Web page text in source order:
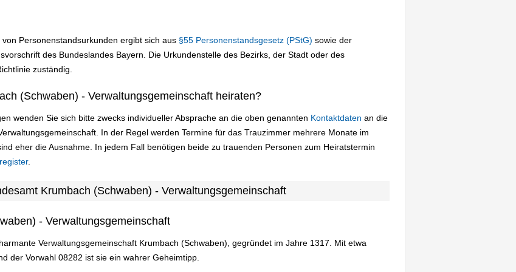
Personenstandsurkunden ergibt sich aus §55 Personenstandsgesetz (PStG) sowie der
des Bundeslandes Bayern. Die Urkundenstelle des Bezirks, der Stadt oder des
zuständig.
(Schwaben) - Verwaltungsgemeinschaft heiraten?
wenden Sie sich bitte zwecks individueller Absprache an die oben genannten Kontaktdaten an die
In der Regel werden Termine für das Trauzimmer mehrere Monate im
eher die Ausnahme. In jedem Fall benötigen beide zu trauenden Personen zum Heiratstermin
.
Krumbach (Schwaben) - Verwaltungsgemeinschaft
- Verwaltungsgemeinschaft
Verwaltungsgemeinschaft Krumbach (Schwaben), gegründet im Jahre 1317. Mit etwa
der Vorwahl 08282 ist sie ein wahrer Geheimtipp.